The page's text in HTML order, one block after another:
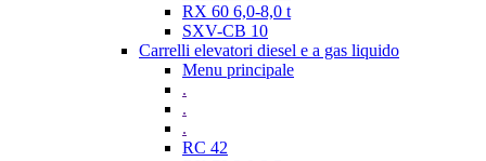
RX 60 6,0-8,0 t
SXV-CB 10
Carrelli elevatori diesel e a gas liquido
Menu principale
.
.
.
RC 42